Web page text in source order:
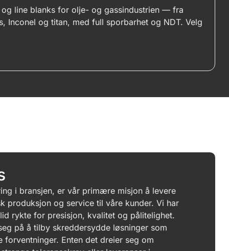
og line blanks for olje- og gassindustrien — fra
Inconel og titan, med full sporbarhet og NDT. Velg
i bransjen, er vår primære misjon å levere
produksjon og service til våre kunder. Vi har
rykte for presisjon, kvalitet og pålitelighet.
på å tilby skreddersydde løsninger som
forventninger. Enten det dreier seg om